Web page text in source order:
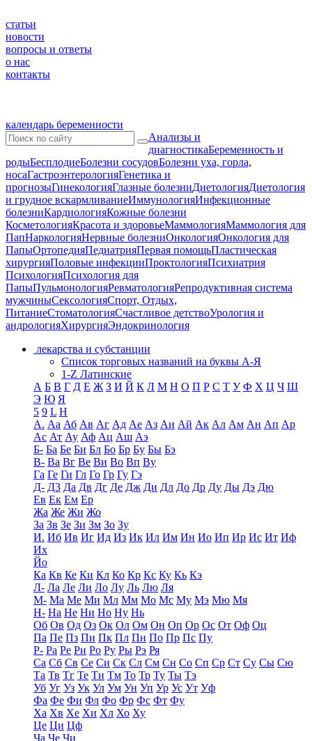
статьи
новости
вопросы и ответы
о нас
контакты
календарь беременности
Анализы и
диагностикаБеременность и
родыБесплодиеБолезни сосудовБолезни уха, горла,
носаГастроэнтерологияГенетика и
прогнозыГинекологияГлазные болезниДиетологияДиетология
и грудное вскармливаниеИммунологияИнфекционные
болезниКардиологияКожные болезни
КосметологияКрасота и здоровьеМаммологияМаммология для
ПапНаркологияНервные болезниОнкологияОнкология для
ПапыОртопедияПедиатрияПервая помощьПластическая
хирургияПоловые инфекцииПроктологияПсихиатрия
ПсихологияПсихология для
ПапыПульмонологияРевматологияРепродуктивная система
мужчиныСексологияСпорт, Отдых,
ПитаниеСтоматологияСчастливое детствоУрология и
андрологияХирургияЭндокринология
лекарства и субстанции
Список торговых названий на буквы А-Я
1-Z Латинские
А Б В Г Д Е Ж З И Й К Л М Н О П Р С Т У Ф Х Ц Ч Ш
Э Ю Я
5 9 L H
А. Аа Аб Ав Аг Ад Ае Аз Аи Ай Ак Ал Ам Ан Ап Ар
Ас Ат Ау Аф Ац Аш Аэ
Б- Ба Бе Би Бл Бо Бр Бу Бы Бэ
В- Ва Вг Ве Ви Во Вп Ву
Га Ге Ги Гл Го Гр Гу Гэ
Д- Д3 Да Дв Дг Де Дж Ди Дл До Др Ду Ды Дэ Дю
Ев Ек Ем Ер
Жа Же Жи Жо
За Зв Зе Зи Зм Зо Зу
И. Иб Ив Иг Ид Из Ик Ил Им Ин Ио Ип Ир Ис Ит Иф
Их
Йо
Ка Кв Ке Ки Кл Ко Кр Кс Ку Кь Кэ
Л- Ла Ле Ли Ло Лу Ль Лю Ля
М- Ма Ме Ми Мл Мм Мо Мс Му Мэ Мю Мя
Н- На Не Ни Но Ну Нь
Об Ов Од Оз Ок Ол Ом Он Оп Ор Ос От Оф Оц
Па Пе Пз Пи Пк Пл Пн По Пр Пс Пу
Р- Ра Ре Ри Ро Ру Ры Рэ Ря
Са Сб Св Се Си Ск Сл См Сн Со Сп Ср Ст Су Сы Сю
Та Тв Тг Те Ти Тм То Тр Ту Ты Тэ
Уб Уг Уз Ук Ул Ум Ун Уп Ур Ус Ут Уф
Фа Фе Фи Фл Фо Фр Фс Фт Фу
Ха Хв Хе Хи Хл Хо Ху
Це Ци Цф
Ча Че Чи